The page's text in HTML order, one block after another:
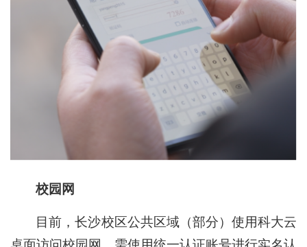
校园网
目前，长沙校区公共区域（部分）使用科大云